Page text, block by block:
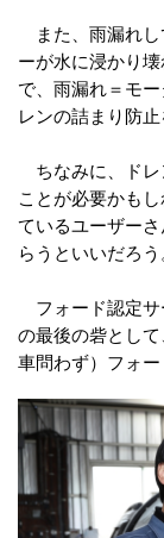
また、雨漏れし
ーが水に浸かり
で、雨漏れ＝モ
レンの詰まり防
ちなみに、ドレ
ことが必要かも
ているユーザー
らうといいだろう
フォード認定サ
の最後の砦とし
車問わず）フォー